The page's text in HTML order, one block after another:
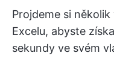
Projdeme si
Excelu, abyste
sekundy ve svém